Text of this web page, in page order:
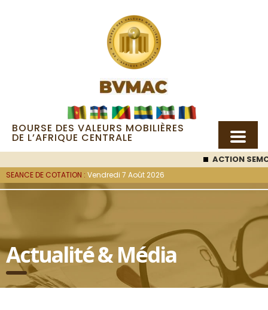
BOURSE DES VALEURS MOBILIÈRES
DE L’AFRIQUE CENTRALE
ACTION SEMC: 53
SEANCE DE COTATION : Vendredi 7 Août 2026
Actualité & Média